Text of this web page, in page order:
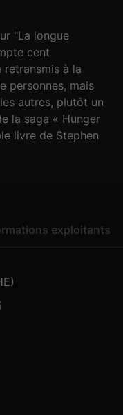
"La longue
cent
à la
personnes, mais
autres, plutôt un
la saga « Hunger
livre de Stephen
exploitants
: